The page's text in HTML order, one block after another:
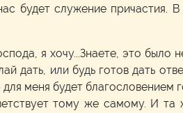
будет служение причастия.
я хочу...Знаете, это было
дать, или будь готов дать
меня будет благословением
тому же самому. И